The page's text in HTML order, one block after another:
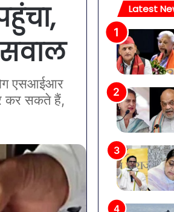
एसआईआर
कर सकते हैं,
Latest